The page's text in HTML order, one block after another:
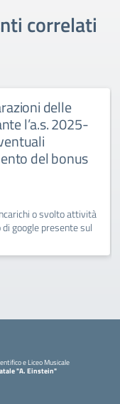
correlati
delle
l’a.s. 2025-
del bonus
o svolto attività
google presente sul
e Liceo Musicale
"A. Einstein"